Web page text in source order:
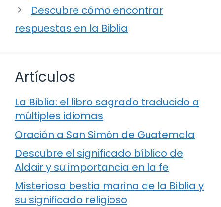
Descubre cómo encontrar
respuestas en la Biblia
Artículos
La Biblia: el libro sagrado traducido a
múltiples idiomas
Oración a San Simón de Guatemala
Descubre el significado bíblico de
Aldair y su importancia en la fe
Misteriosa bestia marina de la Biblia y
su significado religioso